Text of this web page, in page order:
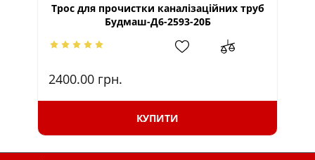
Трос для прочистки каналізаційних труб
Будмаш-Д6-2593-20Б
2400.00 грн.
КУПИТИ